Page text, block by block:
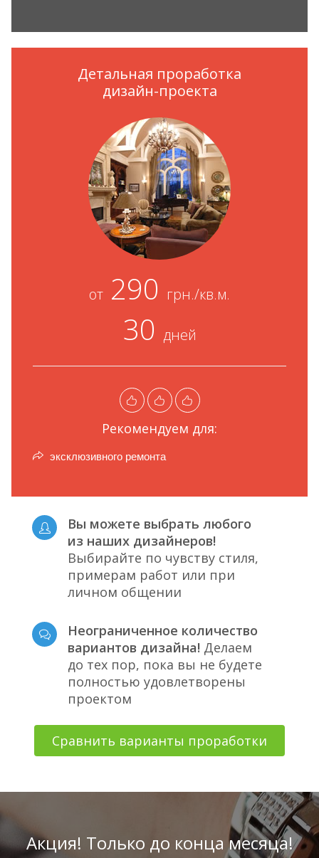
Детальная проработка
дизайн-проекта
от 290 грн./кв.м.
30 дней
Рекомендуем для:
эксклюзивного ремонта
Вы можете выбрать любого
из наших дизайнеров!
Выбирайте по чувству стиля,
примерам работ или при
личном общении
Неограниченное количество
вариантов дизайна! Делаем
до тех пор, пока вы не будете
полностью удовлетворены
проектом
Сравнить варианты проработки
Акция! Только до конца месяца!